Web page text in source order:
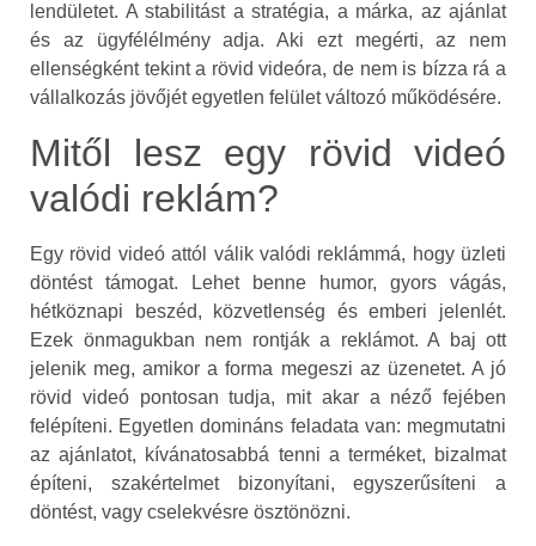
lendületet. A stabilitást a stratégia, a márka, az ajánlat
és az ügyfélélmény adja. Aki ezt megérti, az nem
ellenségként tekint a rövid videóra, de nem is bízza rá a
vállalkozás jövőjét egyetlen felület változó működésére.
Mitől lesz egy rövid videó
valódi reklám?
Egy rövid videó attól válik valódi reklámmá, hogy üzleti
döntést támogat. Lehet benne humor, gyors vágás,
hétköznapi beszéd, közvetlenség és emberi jelenlét.
Ezek önmagukban nem rontják a reklámot. A baj ott
jelenik meg, amikor a forma megeszi az üzenetet. A jó
rövid videó pontosan tudja, mit akar a néző fejében
felépíteni. Egyetlen domináns feladata van: megmutatni
az ajánlatot, kívánatosabbá tenni a terméket, bizalmat
építeni, szakértelmet bizonyítani, egyszerűsíteni a
döntést, vagy cselekvésre ösztönözni.